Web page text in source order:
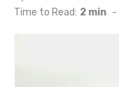
Time to Read: 2 min -